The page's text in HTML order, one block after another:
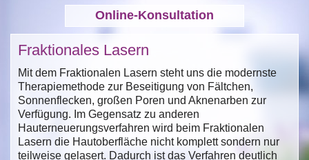
Online-Konsultation
Fraktionales Lasern
Mit dem Fraktionalen Lasern steht uns die modernste
Therapiemethode zur Beseitigung von Fältchen,
Sonnenflecken, großen Poren und Aknenarben zur
Verfügung. Im Gegensatz zu anderen
Hauterneuerungsverfahren wird beim Fraktionalen
Lasern die Hautoberfläche nicht komplett sondern nur
teilweise gelasert. Dadurch ist das Verfahren deutlich